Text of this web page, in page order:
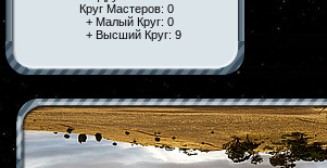
Круг Мастеров: 0
+ Малый Круг: 0
+ Высший Круг: 9